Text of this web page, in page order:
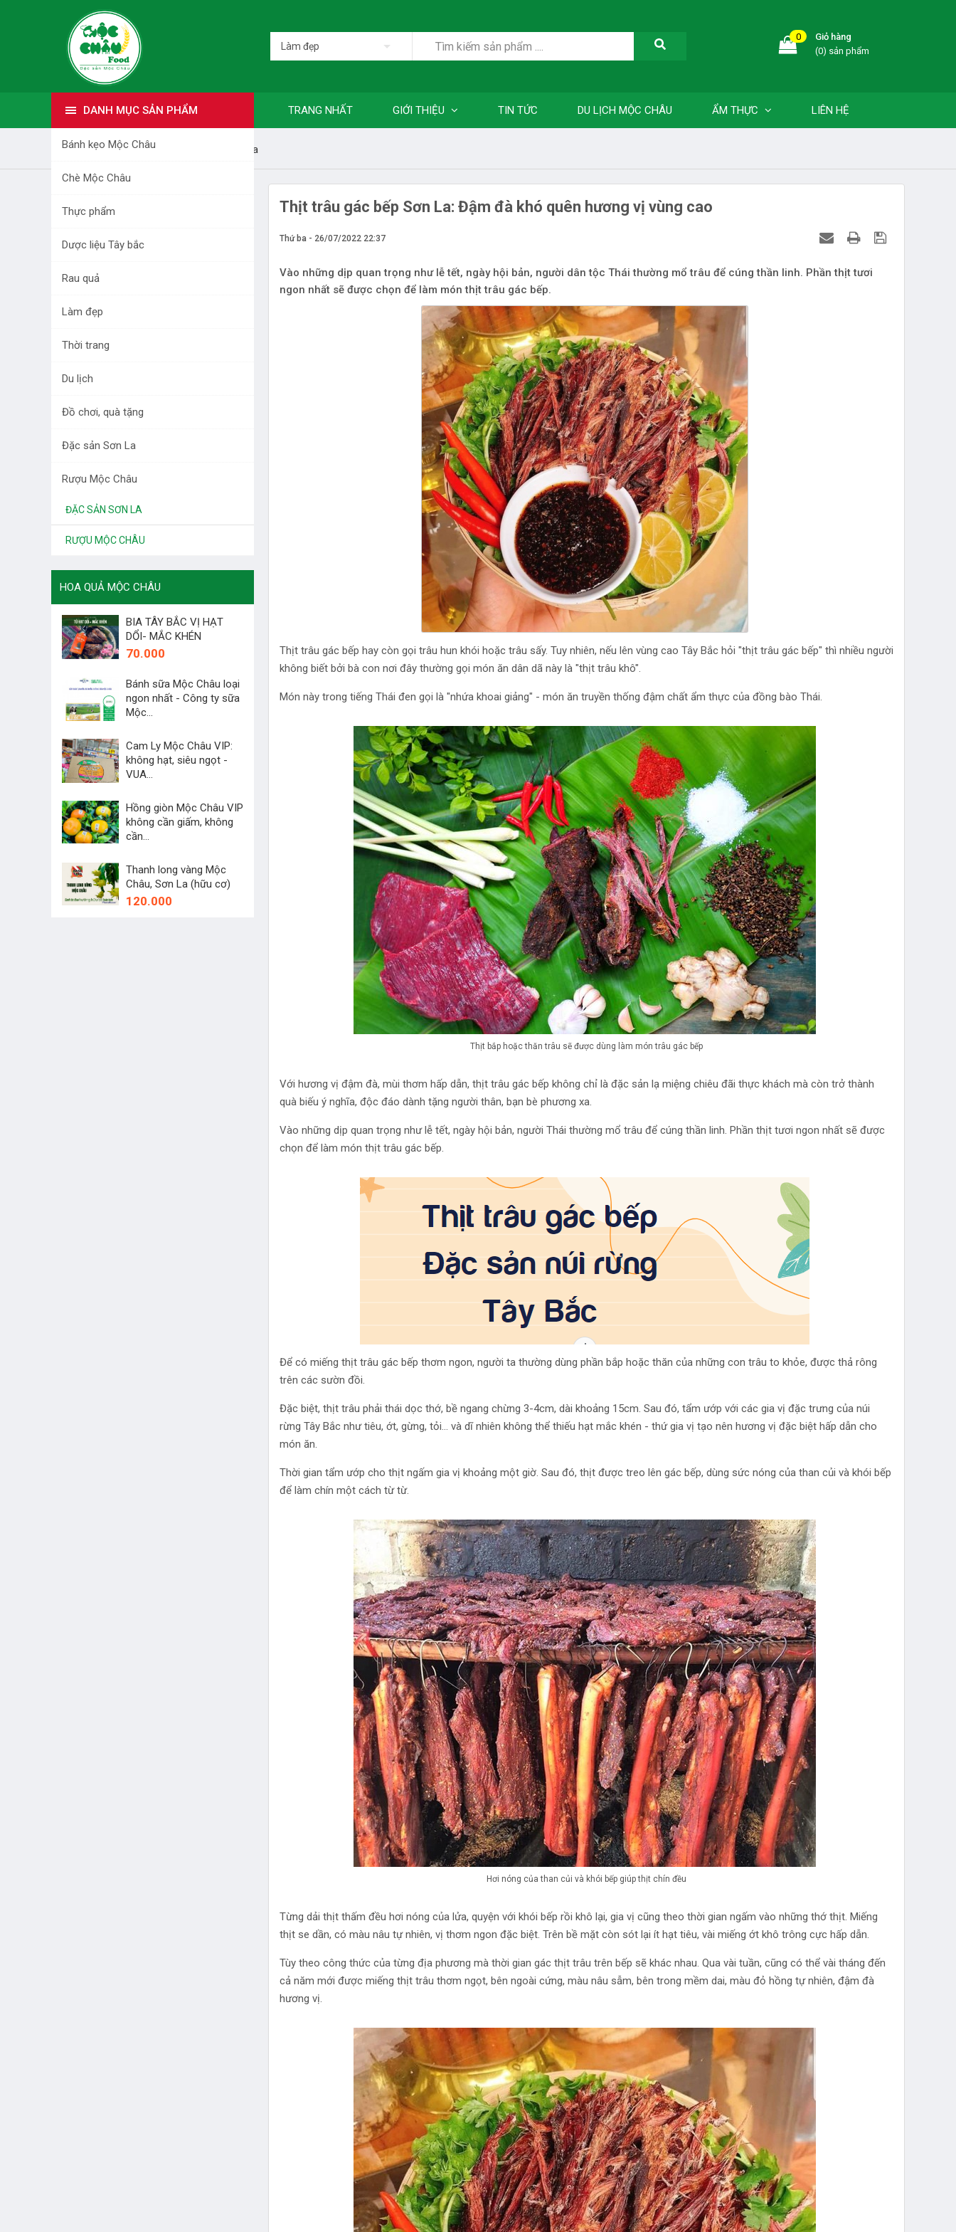
Làm đẹp
0
Giỏ hàng
(0) sản phẩm
DANH MỤC SẢN PHẨM
Bánh kẹo Mộc Châu
Chè Mộc Châu
Thực phẩm
Dược liệu Tây bắc
Rau quả
Làm đẹp
Thời trang
Du lịch
Đồ chơi, quà tặng
Đặc sản Sơn La
Rượu Mộc Châu
TRANG NHẤT GIỚI THIỆU TIN TỨC DU LỊCH MỘC CHÂU ẨM THỰC LIÊN HỆ
Trang nhất Bài viết Đặc sản Sơn La
Thịt trâu gác bếp Sơn La: Đậm đà khó quên hương vị vùng cao
Thứ ba - 26/07/2022 22:37
Vào những dịp quan trọng như lễ tết, ngày hội bản, người dân tộc Thái thường mổ trâu để cúng thần linh. Phần thịt tươi
ngon nhất sẽ được chọn để làm món thịt trâu gác bếp.
Thịt trâu gác bếp hay còn gọi trâu hun khói hoặc trâu sấy. Tuy nhiên, nếu lên vùng cao Tây Bắc hỏi "thịt trâu gác bếp" thì nhiều người
không biết bởi bà con nơi đây thường gọi món ăn dân dã này là "thịt trâu khô".
Món này trong tiếng Thái đen gọi là "nhứa khoai giảng" - món ăn truyền thống đậm chất ẩm thực của đồng bào Thái.
Thịt bắp hoặc thăn trâu sẽ được dùng làm món trâu gác bếp
Với hương vị đậm đà, mùi thơm hấp dẫn, thịt trâu gác bếp không chỉ là đặc sản lạ miệng chiêu đãi thực khách mà còn trở thành
quà biếu ý nghĩa, độc đáo dành tặng người thân, bạn bè phương xa.
Vào những dịp quan trọng như lễ tết, ngày hội bản, người Thái thường mổ trâu để cúng thần linh. Phần thịt tươi ngon nhất sẽ được
chọn để làm món thịt trâu gác bếp.
Để có miếng thịt trâu gác bếp thơm ngon, người ta thường dùng phần bắp hoặc thăn của những con trâu to khỏe, được thả rông
trên các sườn đồi.
Đặc biệt, thịt trâu phải thái dọc thớ, bề ngang chừng 3-4cm, dài khoảng 15cm. Sau đó, tẩm ướp với các gia vị đặc trưng của núi
rừng Tây Bắc như tiêu, ớt, gừng, tỏi... và dĩ nhiên không thể thiếu hạt mắc khén - thứ gia vị tạo nên hương vị đặc biệt hấp dẫn cho
món ăn.
Thời gian tẩm ướp cho thịt ngấm gia vị khoảng một giờ. Sau đó, thịt được treo lên gác bếp, dùng sức nóng của than củi và khói bếp
để làm chín một cách từ từ.
Hơi nóng của than củi và khói bếp giúp thịt chín đều
Từng dải thịt thấm đều hơi nóng của lửa, quyện với khói bếp rồi khô lại, gia vị cũng theo thời gian ngấm vào những thớ thịt. Miếng
thịt se dần, có màu nâu tự nhiên, vị thơm ngon đặc biệt. Trên bề mặt còn sót lại ít hạt tiêu, vài miếng ớt khô trông cực hấp dẫn.
Tùy theo công thức của từng địa phương mà thời gian gác thịt trâu trên bếp sẽ khác nhau. Qua vài tuần, cũng có thể vài tháng đến
cả năm mới được miếng thịt trâu thơm ngọt, bên ngoài cứng, màu nâu sẫm, bên trong mềm dai, màu đỏ hồng tự nhiên, đậm đà
hương vị.
LÀM ĐẸP
THỜI TRANG
DU LỊCH
ĐỒ CHƠI, QUÀ TẶNG
ĐẶC SẢN SƠN LA
RƯỢU MỘC CHÂU
HOA QUẢ MỘC CHÂU
BIA TÂY BẮC VỊ HẠT
DỔI- MẮC KHÉN
70.000
Bánh sữa Mộc Châu loại
ngon nhất - Công ty sữa
Mộc...
Cam Ly Mộc Châu VIP:
không hạt, siêu ngọt -
VUA...
Hồng giòn Mộc Châu VIP
không cần giấm, không
cần...
Thanh long vàng Mộc
Châu, Sơn La (hữu cơ)
120.000